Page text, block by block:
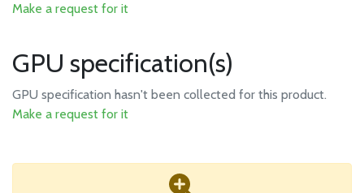
Make a request for it
GPU specification(s)
GPU specification hasn't been collected for this product.
Make a request for it